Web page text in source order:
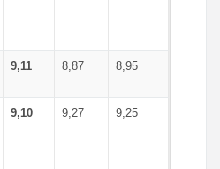
9,11 8,87 8,95
9,10 9,27 9,25